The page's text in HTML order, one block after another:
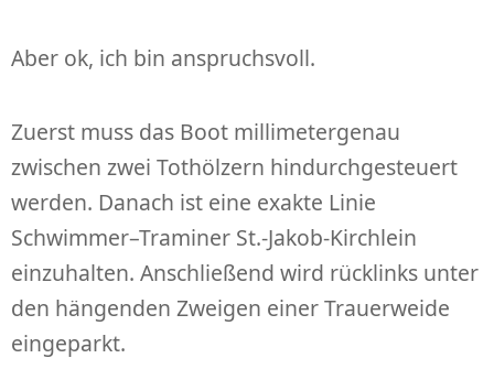
Aber ok, ich bin anspruchsvoll.
Zuerst muss das Boot millimetergenau
zwischen zwei Tothölzern hindurchgesteuert
werden. Danach ist eine exakte Linie
Schwimmer–Traminer St.-Jakob-Kirchlein
einzuhalten. Anschließend wird rücklinks unter
den hängenden Zweigen einer Trauerweide
eingeparkt.